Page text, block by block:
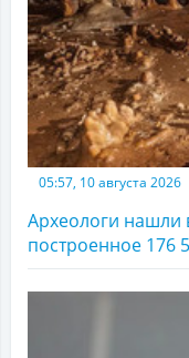
05:57, 10 августа 2026
Археологи нашли
построенное 176